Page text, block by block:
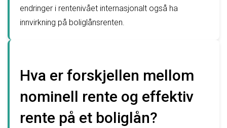
endringer i rentenivået internasjonalt også ha
innvirkning på boliglånsrenten.
Hva er forskjellen mellom
nominell rente og effektiv
rente på et boliglån?